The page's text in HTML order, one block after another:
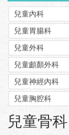
兒童內科
兒童胃腸科
兒童外科
兒童顱顏外科
兒童神經內科
兒童胸腔科
:::
兒童骨科